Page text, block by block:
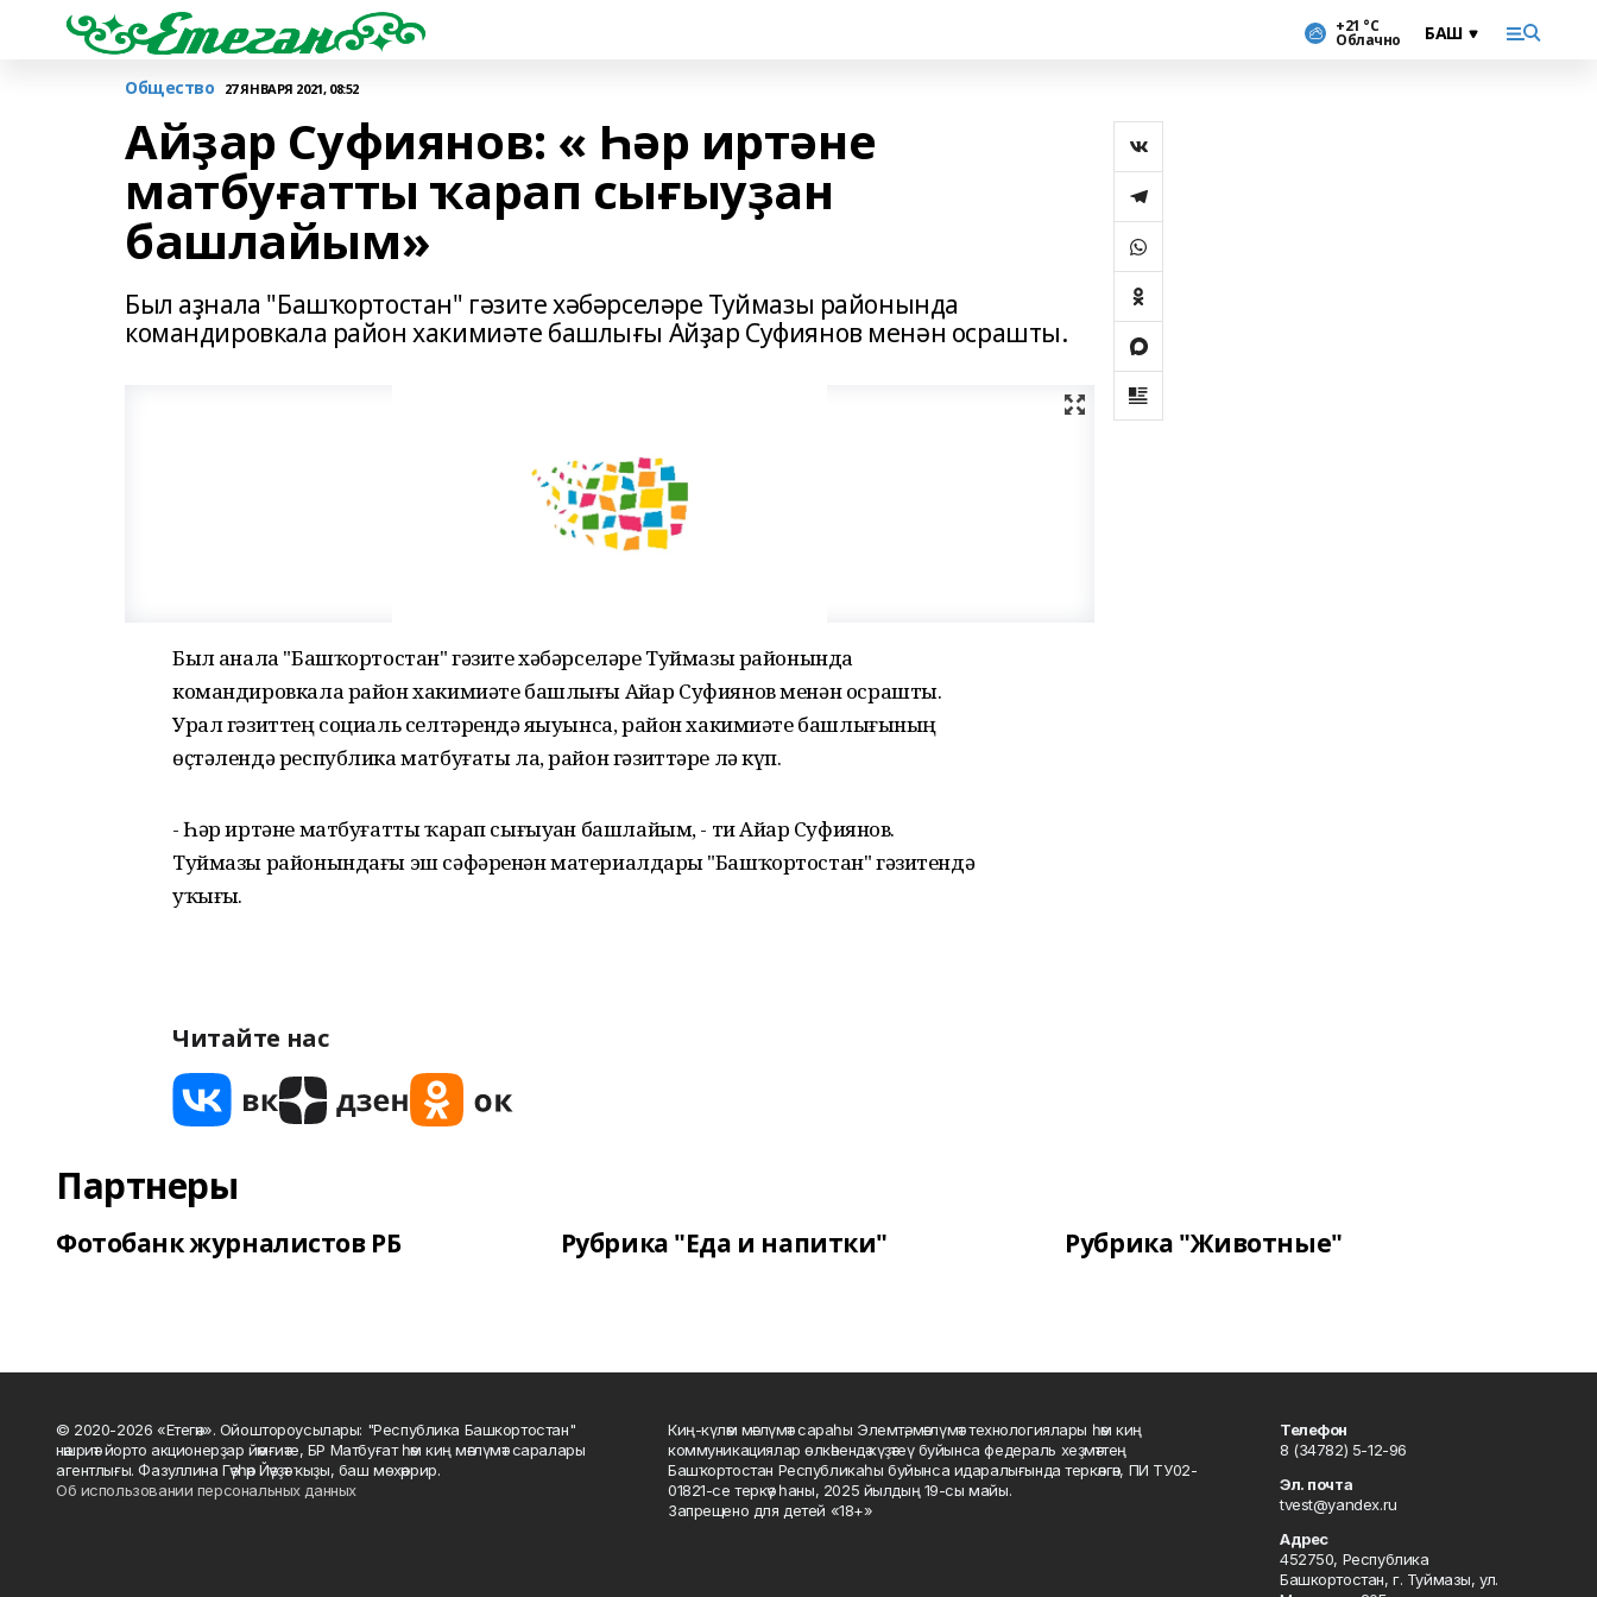
+21 °С
Облачно
Общество 27 ЯНВАРЯ 2021, 08:52
Айҙар Суфиянов: « Һәр иртәне
матбуғатты ҡарап сығыуҙан
башлайым»
Был аҙнала "Башҡортостан" гәзите хәбәрселәре Туймазы районында
командировкала район хакимиәте башлығы Айҙар Суфиянов менән осрашты.
Был аҙнала "Башҡортостан" гәзите хәбәрселәре Туймазы районында
командировкала район хакимиәте башлығы Айҙар Суфиянов менән осрашты.
Урал гәзиттең социаль селтәрендә яҙыуынса, район хакимиәте башлығының
өҫтәлендә республика матбуғаты ла, район гәзиттәре лә күп.
- Һәр иртәне матбуғатты ҡарап сығыуҙан башлайым, - ти Айҙар Суфиянов.
Туймазы районындағы эш сәфәренән материалдарҙы "Башҡортостан" гәзитендә
уҡығыҙ.
Читайте нас
Партнеры
Фотобанк журналистов РБ Рубрика "Еда и напитки" Рубрика "Животные"
© 2020-2026 «Етегән». Ойоштороусылары: "Республика Башкортостан"
нәшриәт йорто акционерҙар йәмғиәте, БР Матбуғат һәм киң мәғлүмәт саралары
агентлығы. Фазуллина Гәүһәр Йәүҙәт ҡыҙы, баш мөхәррир.
Об использовании персональных данных
Киң-күләм мәғлүмәт сараһы Элемтә, мәғлүмәт технологиялары һәм киң
коммуникациялар өлкәһендә күҙәтеү буйынса федераль хеҙмәттең
Башҡортостан Республикаһы буйынса идаралығында теркәлгән, ПИ ТУ02-
01821-се теркәү һаны, 2025 йылдың 19-сы майы.
Запрещено для детей «18+»
Телефон
8 (34782) 5-12-96
Эл. почта
tvest@yandex.ru
Адрес
452750, Республика
Башкортостан, г. Туймазы, ул.